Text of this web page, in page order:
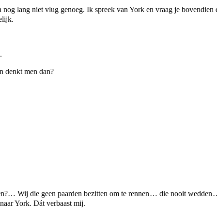
lang niet vlug genoeg. Ik spreek van York en vraag je bovendien
denkt men dan?
Wij die geen paarden bezitten om te rennen … die nooit wedden
York. Dát verbaast mij.